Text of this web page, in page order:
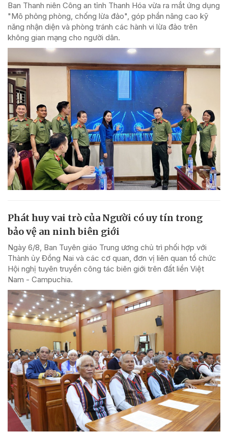
Ban Thanh niên Công an tỉnh Thanh Hóa vừa ra mắt ứng dụng
"Mô phỏng phòng, chống lừa đảo", góp phần nâng cao kỹ
năng nhận diện và phòng tránh các hành vi lừa đảo trên
không gian mạng cho người dân.
Phát huy vai trò của Người có uy tín trong
bảo vệ an ninh biên giới
Ngày 6/8, Ban Tuyên giáo Trung ương chủ trì phối hợp với
Thành ủy Đồng Nai và các cơ quan, đơn vị liên quan tổ chức
Hội nghị tuyên truyền công tác biên giới trên đất liền Việt
Nam - Campuchia.